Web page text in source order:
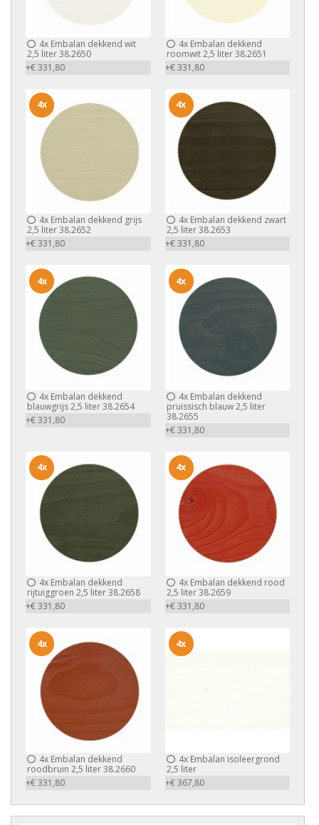
4x Embalan dekkend wit
2,5 liter 38.2650
+€ 331,80
4xEmbalan dekkend
roomwit 2,5 liter 38.2651
+€ 331,80
4x Embalan dekkend grijs
2,5 liter 38.2652
+€ 331,80
4x
4xEmbalan dekkend zwart
2,5 liter 38.2653
+€ 331,80
4x
4x Embalan dekkend
blauwgrijs 2,5 liter 38.2654
+€ 331,80
4x
4xEmbalan dekkend
pruissisch blauw 2,5 liter
38.2655
+€ 331,80
4x
4x Embalan dekkend
rijtuiggroen 2,5 liter 38.2658
+€ 331,80
4x
4xEmbalan dekkend rood
2,5 liter 38.2659
+€ 331,80
4x
4x Embalan dekkend
roodbruin 2,5 liter 38.2660
+€ 331,80
4x
4xEmbalan isoleergrond
2,5 liter
+€ 367,80
4x